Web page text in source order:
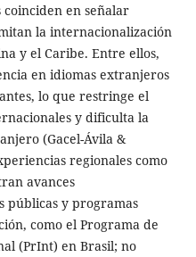
coinciden en señalar
la internacionalización
y el Caribe. Entre ellos,
en idiomas extranjeros
lo que restringe el
y dificulta la
(Gacel-Ávila &
regionales como
avances
públicas y programas
como el Programa de
(PrInt) en Brasil; no